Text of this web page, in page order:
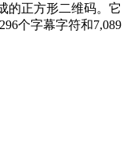
的正方形二维码。它
个字幕字符和7,089